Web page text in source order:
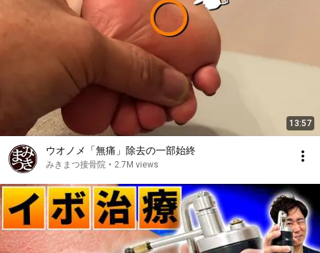
13:57
ウオノメ「無痛」除去の一部始終
みきまつ接骨院 • 2.7M views